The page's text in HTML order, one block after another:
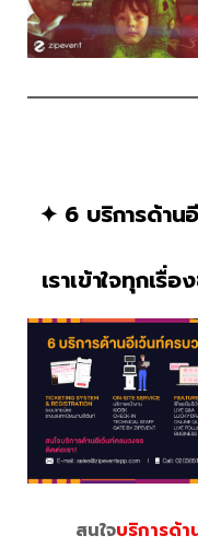
✦ 6 บริการด้าน
เราเข้าใจทุกเรื่
สนใจบริการด้า